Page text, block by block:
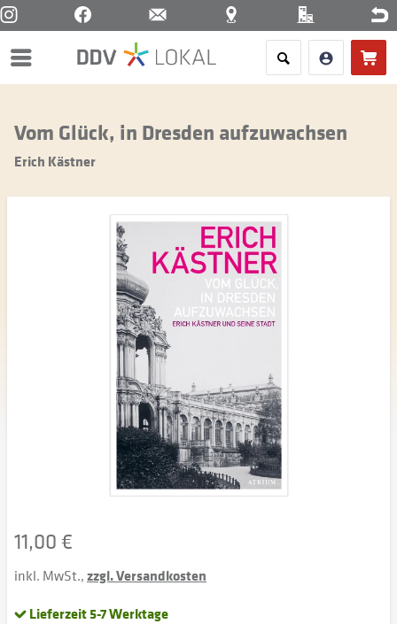
Menü
Vom Glück, in Dresden aufzuwachsen
Erich Kästner
11,00 €
inkl. MwSt.,zzgl. Versandkosten
Lieferzeit 5-7 Werktage